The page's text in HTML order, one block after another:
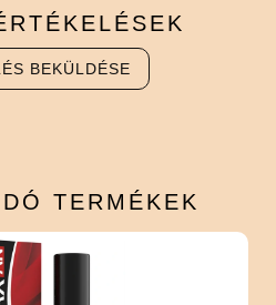
BEKÜLDÉSE
TERMÉKEK